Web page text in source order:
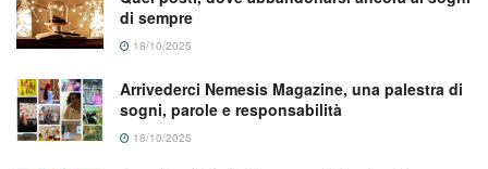
di sempre
18/10/2025
Arrivederci Nemesis Magazine, una palestra di
sogni, parole e responsabilità
18/10/2025